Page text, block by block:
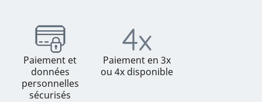
Paiement et
données
personnelles
sécurisés
Paiement en 3x
ou 4x disponible